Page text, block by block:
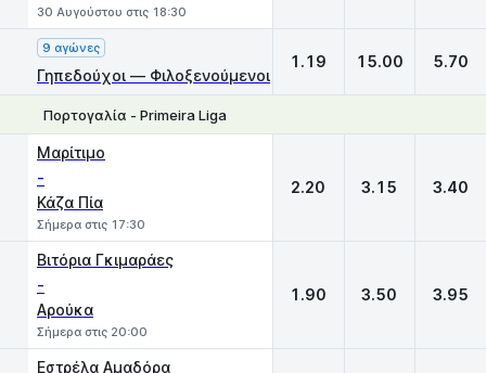
30 Αυγούστου στις 18:30
9 αγώνες
Γηπεδούχοι — Φιλοξενούμενοι
1.19 15.00 5.70
Πορτογαλία - Primeira Liga
Μαρίτιμο
-
Κάζα Πία
Σήμερα στις 17:30
2.20 3.15 3.40
Βιτόρια Γκιμαράες
-
Αρούκα
Σήμερα στις 20:00
1.90 3.50 3.95
Εστρέλα Αμαδόρα